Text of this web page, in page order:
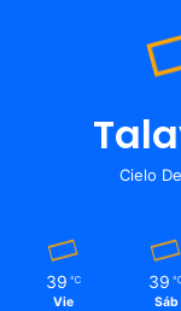
Cielo
39 ℃
Vie
39
Sáb